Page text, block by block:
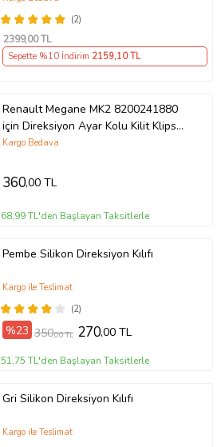
(2)
2399,00 TL
Sepette %10 İndirim 2159,10 TL
Renault Megane MK2 8200241880
için Direksiyon Ayar Kolu Kilit Klips
Plastiği
Kargo Bedava
360,00 TL
68,99 TL'den Başlayan Taksitlerle
Pembe Silikon Direksiyon Kılıfı
(2)
Kargo ile Teslimat
%23 350,00 TL 270,00 TL
51,75 TL'den Başlayan Taksitlerle
Gri Silikon Direksiyon Kılıfı
Kargo ile Teslimat